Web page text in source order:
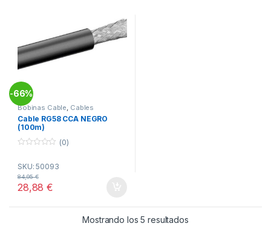
-66%
Bobinas Cable, Cables
Radiofrecuencia,Conectividad
Cable RG58 CCA NEGRO
(100m)
u
t
o
f
(0)
SKU: 50093
28,88€
84,95€
Mostrando los 5 resultadosOrdenado por